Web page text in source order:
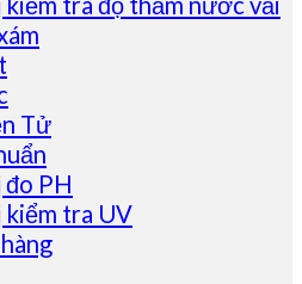
Tử
PH
kiểm tra UV